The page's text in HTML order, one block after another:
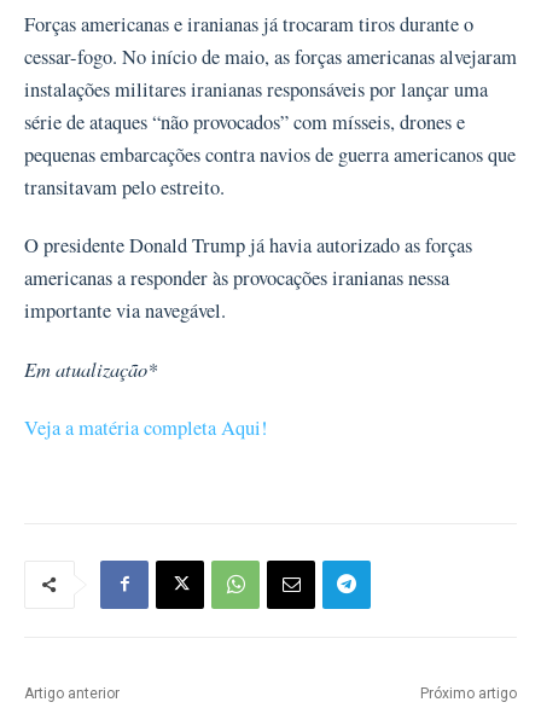
Forças americanas e iranianas já trocaram tiros durante o
cessar-fogo. No início de maio, as forças americanas alvejaram
instalações militares iranianas responsáveis ​​por lançar uma
série de ataques “não provocados” com mísseis, drones e
pequenas embarcações contra navios de guerra americanos que
transitavam pelo estreito.
O presidente Donald Trump já havia autorizado as forças
americanas a responder às provocações iranianas nessa
importante via navegável.
Em atualização*
Veja a matéria completa Aqui!
Artigo anterior Próximo artigo